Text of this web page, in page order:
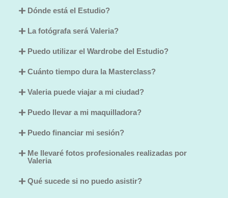
Dónde está el Estudio?
La fotógrafa será Valeria?
Puedo utilizar el Wardrobe del Estudio?
Cuánto tiempo dura la Masterclass?
Valeria puede viajar a mi ciudad?
Puedo llevar a mi maquilladora?
Puedo financiar mi sesión?
Me llevaré fotos profesionales realizadas por
Valeria
Qué sucede si no puedo asistir?